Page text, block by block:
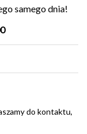
samego dnia!
do kontaktu,